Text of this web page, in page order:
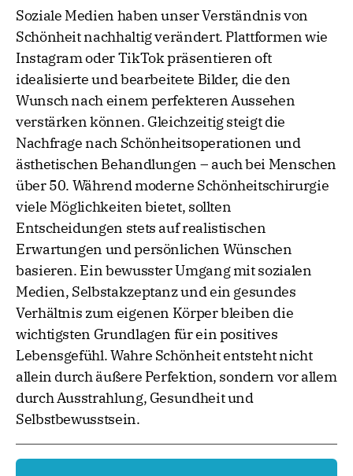
Soziale Medien haben unser Verständnis von
Schönheit nachhaltig verändert. Plattformen wie
Instagram oder TikTok präsentieren oft
idealisierte und bearbeitete Bilder, die den
Wunsch nach einem perfekteren Aussehen
verstärken können. Gleichzeitig steigt die
Nachfrage nach Schönheitsoperationen und
ästhetischen Behandlungen – auch bei Menschen
über 50. Während moderne Schönheitschirurgie
viele Möglichkeiten bietet, sollten
Entscheidungen stets auf realistischen
Erwartungen und persönlichen Wünschen
basieren. Ein bewusster Umgang mit sozialen
Medien, Selbstakzeptanz und ein gesundes
Verhältnis zum eigenen Körper bleiben die
wichtigsten Grundlagen für ein positives
Lebensgefühl. Wahre Schönheit entsteht nicht
allein durch äußere Perfektion, sondern vor allem
durch Ausstrahlung, Gesundheit und
Selbstbewusstsein.